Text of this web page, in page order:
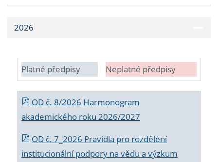
2026
Platné předpisy Neplatné předpisy
OD č. 8/2026 Harmonogram
akademického roku 2026/2027
OD č. 7_2026 Pravidla pro rozdělení
institucionální podpory na vědu a výzkum